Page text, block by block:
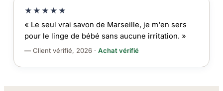
★★★★★
« Le seul vrai savon de Marseille, je m'en sers
pour le linge de bébé sans aucune irritation. »
— Client vérifié, 2026 · Achat vérifié